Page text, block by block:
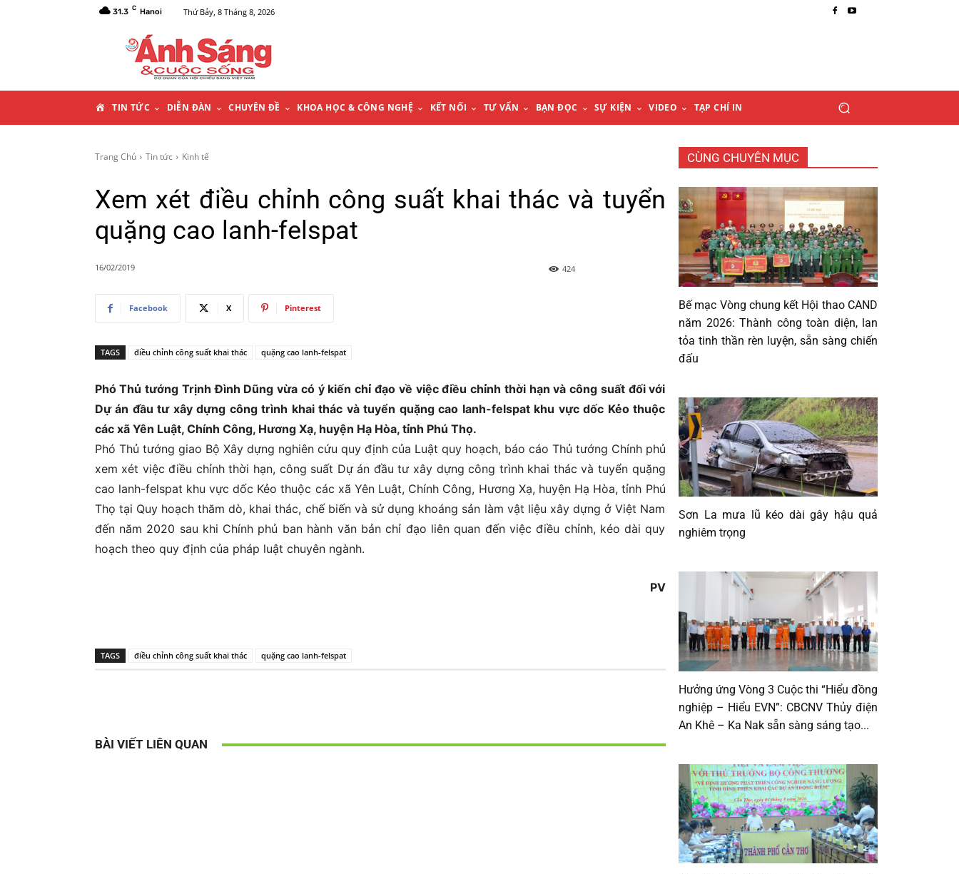
31.3 C Hanoi Thứ Bảy, 8 Tháng 8, 2026
N
G
H
Ủ
TIN TỨC DIỄN ĐÀN CHUYÊN ĐỀ KHOA HỌC & CÔNG NGHỆ KẾT NỐI TƯ VẤN BẠN ĐỌC SỰ KIỆN VIDEO TẠP CHÍ IN
Trang Chủ Tin tức Kinh tế
Xem xét điều chỉnh công suất khai thác và tuyển
quặng cao lanh-felspat
16/02/2019 424
Facebook X Pinterest
TAGS điều chỉnh công suất khai thác quặng cao lanh-felspat
Phó Thủ tướng Trịnh Đình Dũng vừa có ý kiến chỉ đạo về việc điều chỉnh thời hạn và công suất đối với
Dự án đầu tư xây dựng công trình khai thác và tuyển quặng cao lanh-felspat khu vực dốc Kẻo thuộc
các xã Yên Luật, Chính Công, Hương Xạ, huyện Hạ Hòa, tỉnh Phú Thọ.
Phó Thủ tướng giao Bộ Xây dựng nghiên cứu quy định của Luật quy hoạch, báo cáo Thủ tướng Chính phủ
xem xét việc điều chỉnh thời hạn, công suất Dự án đầu tư xây dựng công trình khai thác và tuyển quặng
cao lanh-felspat khu vực dốc Kẻo thuộc các xã Yên Luật, Chính Công, Hương Xạ, huyện Hạ Hòa, tỉnh Phú
Thọ tại Quy hoạch thăm dò, khai thác, chế biến và sử dụng khoáng sản làm vật liệu xây dựng ở Việt Nam
đến năm 2020 sau khi Chính phủ ban hành văn bản chỉ đạo liên quan đến việc điều chỉnh, kéo dài quy
hoạch theo quy định của pháp luật chuyên ngành.
PV
TAGS điều chỉnh công suất khai thác quặng cao lanh-felspat
BÀI VIẾT LIÊN QUAN
CÙNG CHUYÊN MỤC
Bế mạc Vòng chung kết Hội thao CAND
năm 2026: Thành công toàn diện, lan
tỏa tinh thần rèn luyện, sẵn sàng chiến
đấu
Sơn La mưa lũ kéo dài gây hậu quả
nghiêm trọng
Hưởng ứng Vòng 3 Cuộc thi “Hiểu đồng
nghiệp – Hiểu EVN”: CBCNV Thủy điện
An Khê – Ka Nak sẵn sàng sáng tạo...